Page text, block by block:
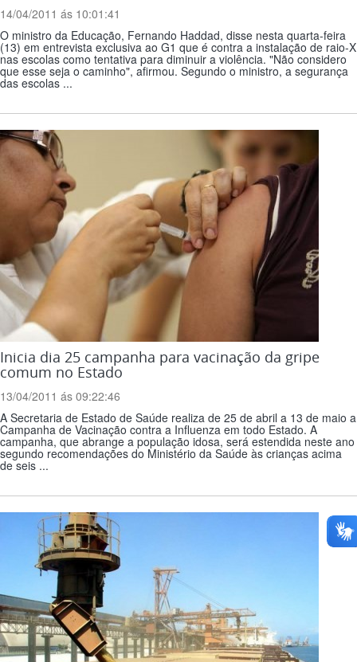
14/04/2011 ás 10:01:41
O ministro da Educação, Fernando Haddad, disse nesta quarta-feira
(13) em entrevista exclusiva ao G1 que é contra a instalação de raio-X
nas escolas como tentativa para diminuir a violência. "Não considero
que esse seja o caminho", afirmou. Segundo o ministro, a segurança
das escolas ...
Inicia dia 25 campanha para vacinação da gripe
comum no Estado
13/04/2011 ás 09:22:46
A Secretaria de Estado de Saúde realiza de 25 de abril a 13 de maio a
Campanha de Vacinação contra a Influenza em todo Estado. A
campanha, que abrange a população idosa, será estendida neste ano
segundo recomendações do Ministério da Saúde às crianças acima
de seis ...